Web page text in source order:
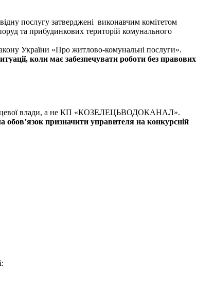
послугу затверджені виконавчим комітетом
та прибудинкових територій комунального
України «Про житлово-комунальні послуги».
коли має забезпечувати роботи без правових
влади, а не КП «КОЗЕЛЕЦЬВОДОКАНАЛ».
обов’язок призначити управителя на конкурсній